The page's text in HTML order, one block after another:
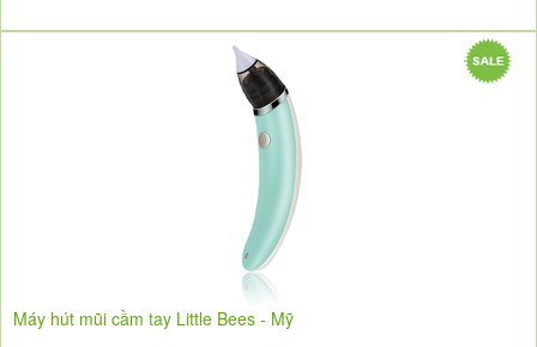
Máy hút mũi cầm tay Little Bees - Mỹ